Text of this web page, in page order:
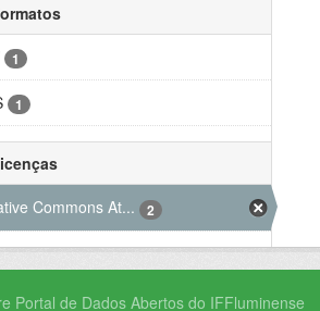
1
1
Commons At...
2
Portal de Dados Abertos do IFFluminense